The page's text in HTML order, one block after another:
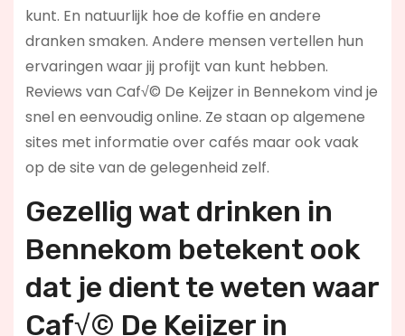
kunt. En natuurlijk hoe de koffie en andere
dranken smaken. Andere mensen vertellen hun
ervaringen waar jij profijt van kunt hebben.
Reviews van Caf√© De Keijzer in Bennekom vind je
snel en eenvoudig online. Ze staan op algemene
sites met informatie over cafés maar ook vaak
op de site van de gelegenheid zelf.
Gezellig wat drinken in
Bennekom betekent ook
dat je dient te weten waar
Caf√© De Keijzer in